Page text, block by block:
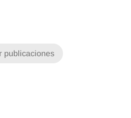
publicaciones